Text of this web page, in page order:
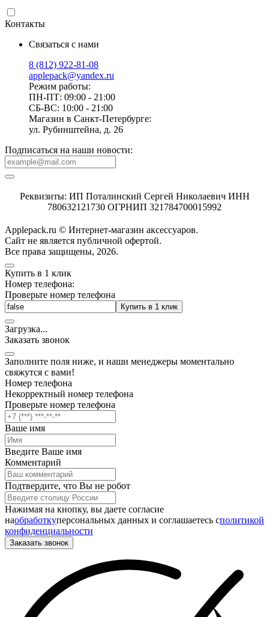
Контакты
Связаться с нами
8 (812) 922-81-08
applepack@yandex.ru
Режим работы:
ПН-ПТ: 09:00 - 21:00
СБ-ВС: 10:00 - 21:00
Магазин в Санкт-Петербурге:
ул. Рубинштейна, д. 26
Подписаться на наши новости:
Реквизиты: ИП Поталинский Сергей Николаевич ИНН
780632121730 ОГРНИП 321784700015992
Applepack.ru © Интернет-магазин аксессуаров.
Cайт не является публичной офертой.
Все права защищены, 2026.
Купить в 1 клик
Номер телефона:
Проверьте номер телефона
Купить в 1 клик
Загрузка...
Заказать звонок
Заполните поля ниже, и наши менеджеры моментально
свяжутся с вами!
Номер телефона
Некорректный номер телефона
Проверьте номер телефона
Ваше имя
Введите Ваше имя
Комментарий
Подтвердите, что Вы не робот
Нажимая на кнопку, вы даете согласие
наобработкуперсональных данных и соглашаетесь cполитикой
конфиденциальности
Заказать звонок